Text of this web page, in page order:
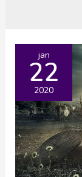
jan
22
2020